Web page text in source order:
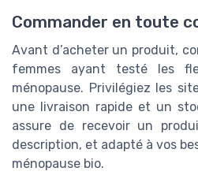
Commander en toute
Avant d’acheter un produit,
femmes ayant testé les
ménopause. Privilégiez les
une livraison rapide et un
assure de recevoir un
description, et adapté à vos
ménopause bio.